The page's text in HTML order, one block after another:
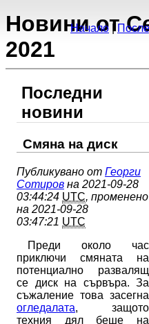
Новини от
2021
Начало
Последни
новини
Смяна на диск
Публикувано от Георги
Сотиров на 2021-09-28
03:44:24 UTC, променено
на 2021-09-28
03:47:21 UTC
Преди около час
приключи смяната на
потенциално развалящ
се диск на сървъра. За
съжаление това засегна
огледалата, защото
техния дял беше на